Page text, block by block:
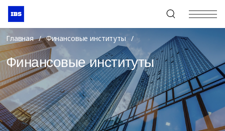
+7 (495) 967-80-80
Главная / Финансовые институты /
Финансовые институты